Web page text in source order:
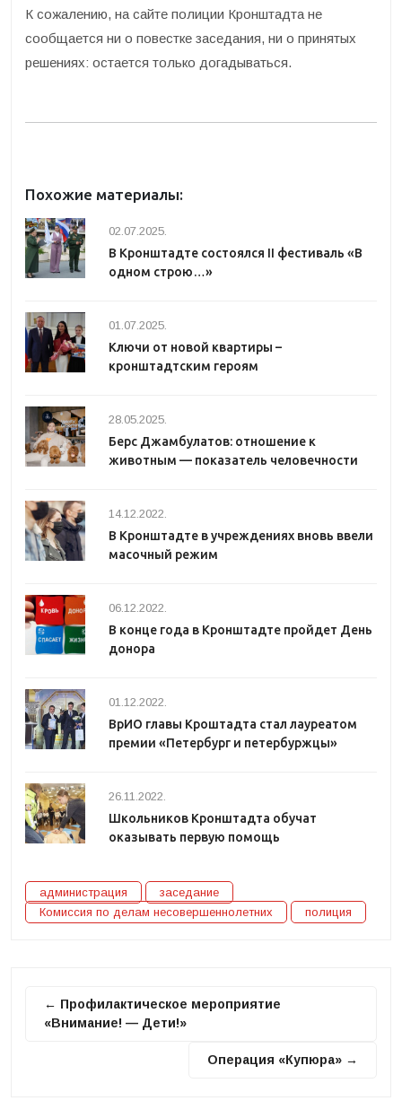
К сожалению, на сайте полиции Кронштадта не
сообщается ни о повестке заседания, ни о принятых
решениях: остается только догадываться.
Похожие материалы:
02.07.2025.
В Кронштадте состоялся II фестиваль «В
одном строю…»
01.07.2025.
Ключи от новой квартиры –
кронштадтским героям
28.05.2025.
Берс Джамбулатов: отношение к
животным — показатель человечности
14.12.2022.
В Кронштадте в учреждениях вновь ввели
масочный режим
06.12.2022.
В конце года в Кронштадте пройдет День
донора
01.12.2022.
ВрИО главы Кроштадта стал лауреатом
премии «Петербург и петербуржцы»
26.11.2022.
Школьников Кронштадта обучат
оказывать первую помощь
администрация
заседание
Комиссия по делам несовершеннолетних
полиция
← Профилактическое мероприятие
«Внимание! — Дети!»
Операция «Купюра» →